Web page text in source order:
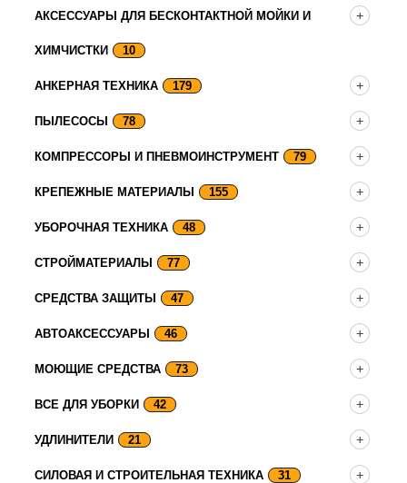
АКСЕССУАРЫ ДЛЯ БЕСКОНТАКТНОЙ МОЙКИ И
ХИМЧИСТКИ 10
АНКЕРНАЯ ТЕХНИКА 179
ПЫЛЕСОСЫ 78
КОМПРЕССОРЫ И ПНЕВМОИНСТРУМЕНТ 79
КРЕПЕЖНЫЕ МАТЕРИАЛЫ 155
УБОРОЧНАЯ ТЕХНИКА 48
СТРОЙМАТЕРИАЛЫ 77
СРЕДСТВА ЗАЩИТЫ 47
АВТОАКСЕССУАРЫ 46
МОЮЩИЕ СРЕДСТВА 73
ВСЕ ДЛЯ УБОРКИ 42
УДЛИНИТЕЛИ 21
СИЛОВАЯ И СТРОИТЕЛЬНАЯ ТЕХНИКА 31